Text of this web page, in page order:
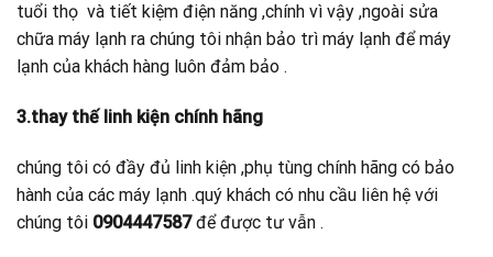
tuổi thọ và tiết kiệm điện năng ,chính vì vậy ,ngoài sửa
chữa máy lạnh ra chúng tôi nhận bảo trì máy lạnh để máy
lạnh của khách hàng luôn đảm bảo .
3.thay thế linh kiện chính hãng
chúng tôi có đầy đủ linh kiện ,phụ tùng chính hãng có bảo
hành của các máy lạnh .quý khách có nhu cầu liên hệ với
chúng tôi 0904447587để được tư vẫn .